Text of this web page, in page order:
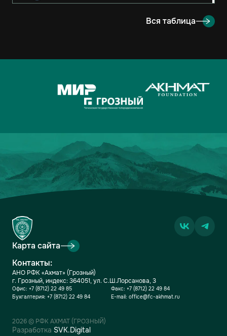
ЛОКОМОТИВ 2-3 1
14 ФАКЕЛ 2 3-5 0
15 РОДИНА
16 АКРОН 0
Вся таблица
Карта сайта
Контакты:
АНО РФК «Ахмат» (Грозный)
г. Грозный, индекс: 364051, ул. С.Ш.Лорсанова, 3
Офис: +7 (8712) 22 49 85
Бухгалтерия: +7 (8712) 22 49 84
Факс: +7 (8712) 22 49 84
E-mail: office@fc-akhmat.ru
2026 © РФК АХМАТ (ГРОЗНЫЙ)
Разработка SVK.Digital